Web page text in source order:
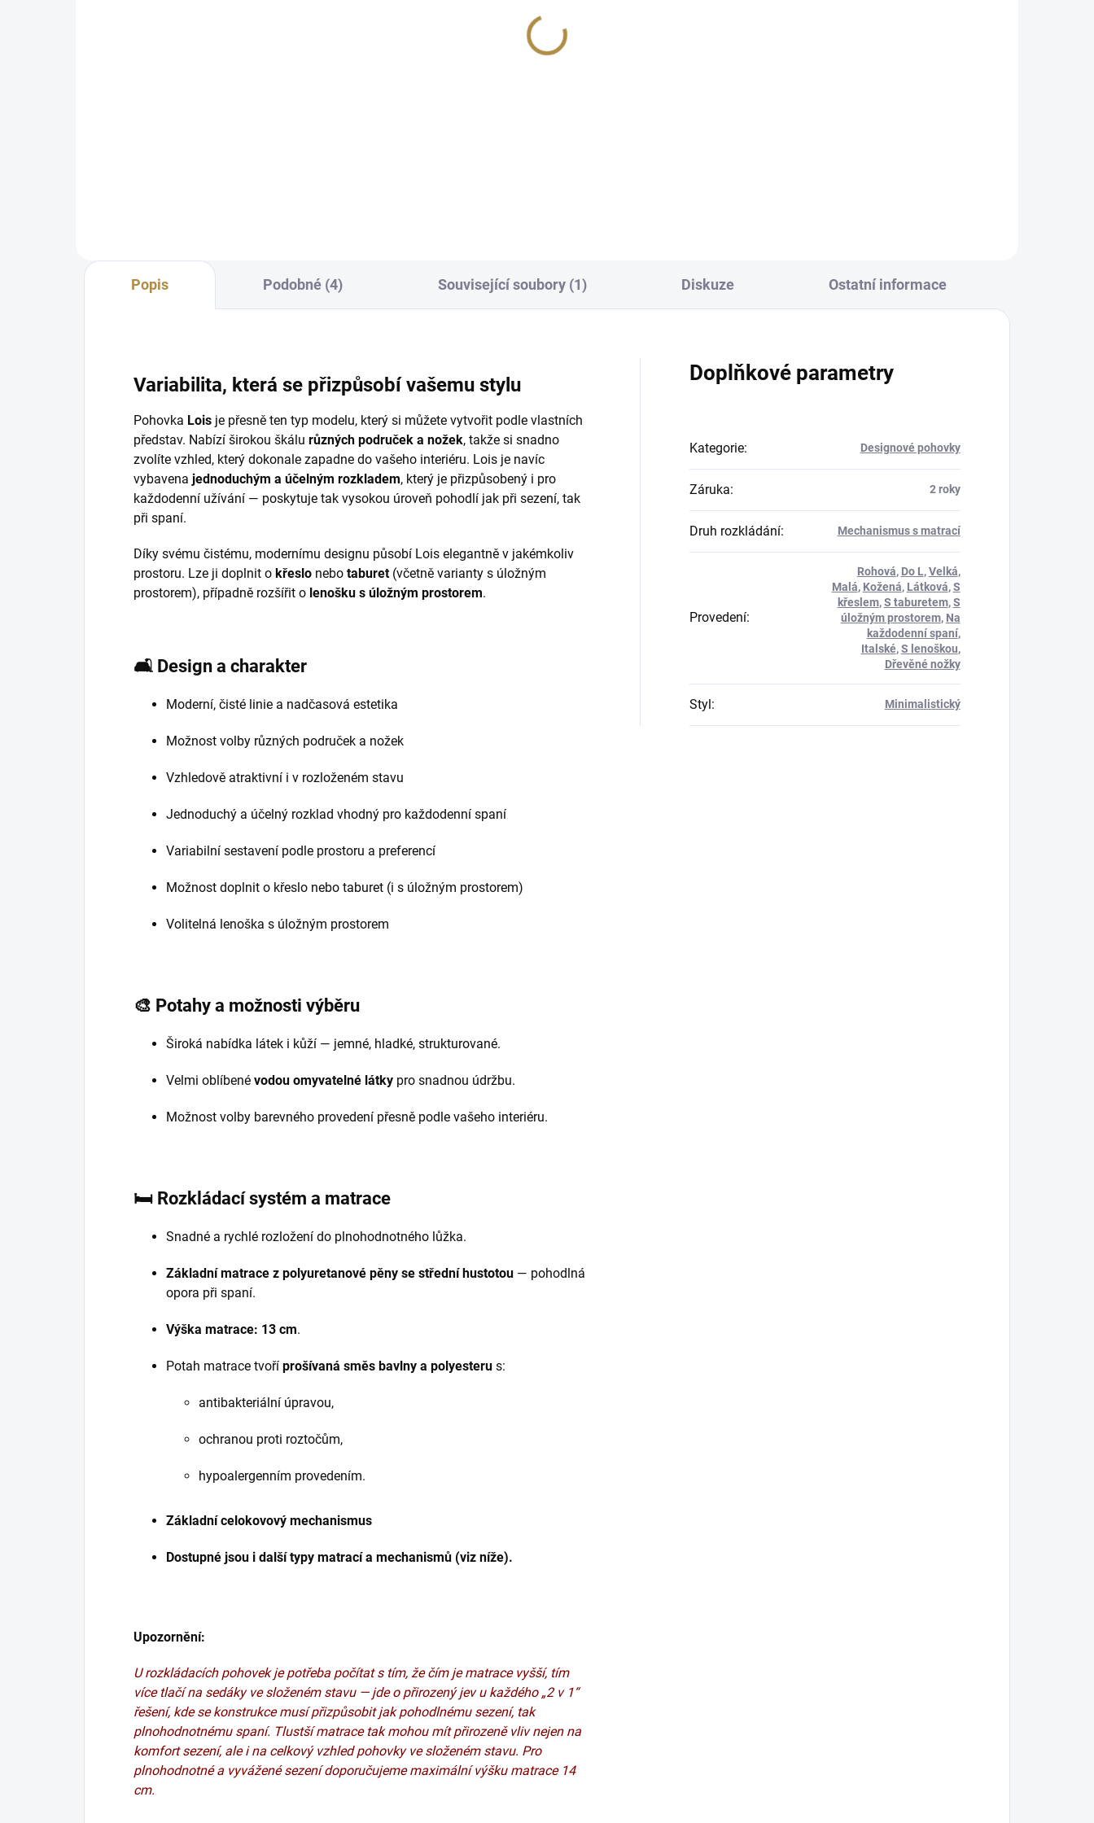
Popis Podobné (4) Související soubory (1) Diskuze Ostatní informace
Variabilita, která se přizpůsobí vašemu stylu
Pohovka Lois je přesně ten typ modelu, který si můžete vytvořit podle vlastních
představ. Nabízí širokou škálu různých područek a nožek, takže si snadno
zvolíte vzhled, který dokonale zapadne do vašeho interiéru. Lois je navíc
vybavena jednoduchým a účelným rozkladem, který je přizpůsobený i pro
každodenní užívání — poskytuje tak vysokou úroveň pohodlí jak při sezení, tak
při spaní.
Díky svému čistému, modernímu designu působí Lois elegantně v jakémkoliv
prostoru. Lze ji doplnit o křeslo nebo taburet(včetně varianty s úložným
prostorem), případně rozšířit o lenošku s úložným prostorem.
🛋️ Design a charakter
Moderní, čisté linie a nadčasová estetika
Možnost volby různých područek a nožek
Vzhledově atraktivní i v rozloženém stavu
Jednoduchý a účelný rozklad vhodný pro každodenní spaní
Variabilní sestavení podle prostoru a preferencí
Možnost doplnit o křeslo nebo taburet (i s úložným prostorem)
Volitelná lenoška s úložným prostorem
🎨 Potahy a možnosti výběru
Široká nabídka látek i kůží — jemné, hladké, strukturované.
Velmi oblíbené vodou omyvatelné látky pro snadnou údržbu.
Možnost volby barevného provedení přesně podle vašeho interiéru.
🛏️ Rozkládací systém a matrace
Snadné a rychlé rozložení do plnohodnotného lůžka.
Základní matrace z polyuretanové pěny se střední hustotou — pohodlná
opora při spaní.
Výška matrace: 13 cm.
Potah matrace tvoří prošívaná směs bavlny a polyesteru s:
antibakteriální úpravou,
ochranou proti roztočům,
hypoalergenním provedením.
Základní celokovový mechanismus
Dostupné jsou i další typy matrací a mechanismů (viz níže).
Upozornění:
U rozkládacích pohovek je potřeba počítat s tím, že čím je matrace vyšší, tím
více tlačí na sedáky ve složeném stavu — jde o přirozený jev u každého „2 v 1“
řešení, kde se konstrukce musí přizpůsobit jak pohodlnému sezení, tak
plnohodnotnému spaní. Tlustší matrace tak mohou mít přirozeně vliv nejen na
komfort sezení, ale i na celkový vzhled pohovky ve složeném stavu. Pro
plnohodnotné a vyvážené sezení doporučujeme maximální výšku matrace 14
cm.
Doplňkové parametry
Kategorie: Designové pohovky
Záruka: 2 roky
Druh rozkládání: Mechanismus s matrací
Provedení:
Rohová, Do L,Velká,
Malá, Kožená, Látková,S
křeslem,S taburetem,S
úložným prostorem, Na
každodenní spaní,
Italské,S lenoškou,
Dřevěné nožky
Styl: Minimalistický